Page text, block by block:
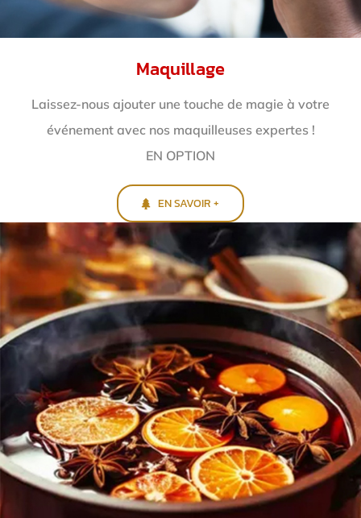
Maquillage
Laissez-nous ajouter une touche de magie à votre
événement avec nos maquilleuses expertes !
EN OPTION
EN SAVOIR +